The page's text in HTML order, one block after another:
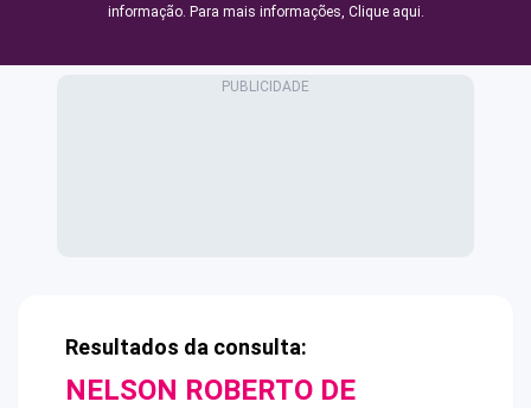
informação. Para mais informações, Clique aqui.
Resultados da consulta:
NELSON ROBERTO DE